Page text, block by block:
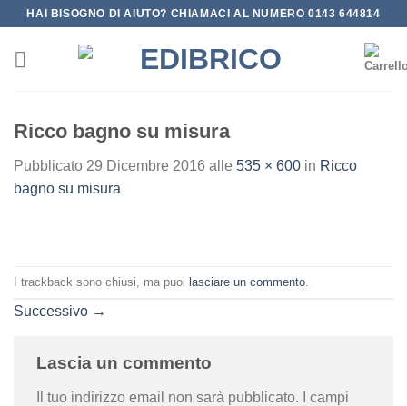
Salta
contenuti
HAI BISOGNO DI AIUTO? CHIAMACI AL NUMERO 0143 644814
Ricco bagno su misura
Pubblicato 29 Dicembre 2016 alle 535 × 600 in Ricco
bagno su misura
I trackback sono chiusi, ma puoi lasciare un commento
Successivo →
Lascia un commento
Il tuo indirizzo email non sarà pubblicato.
I campi